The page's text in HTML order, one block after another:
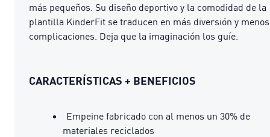
más pequeños. Su diseño deportivo y la comodidad de la
plantilla KinderFit se traducen en más diversión y menos
complicaciones. Deja que la imaginación los guíe.
CARACTERÍSTICAS + BENEFICIOS
Empeine fabricado con al menos un 30% de
materiales reciclados